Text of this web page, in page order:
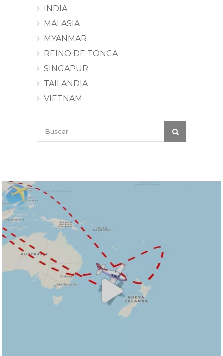
INDIA
MALASIA
MYANMAR
REINO DE TONGA
SINGAPUR
TAILANDIA
VIETNAM